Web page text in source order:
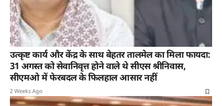
उत्कृष्ट कार्य और केंद्र के साथ बेहतर तालमेल का मिला फायदा:
31 अगस्त को सेवानिवृत्त होने वाले थे सीएस श्रीनिवास,
सीएमओ में फेरबदल के फिलहाल आसार नहीं
2 Weeks Ago